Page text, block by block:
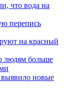
что вода на
перепись
на красный
людям больше
выявило новые